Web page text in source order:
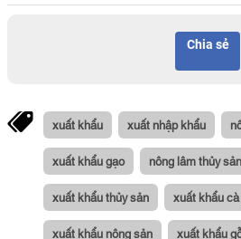
Chia sẻ
xuất khẩu xuất nhập khẩu
xuất khẩu gạo nông lâm thủy sản
xuất khẩu thủy sản xuất khẩu
xuất khẩu nông sản xuất khẩu